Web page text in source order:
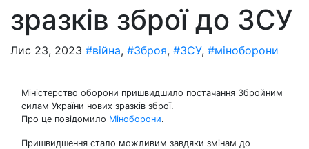
зразків зброї до ЗСУ
Лис 23, 2023 #війна, #Зброя, #ЗСУ, #міноборони
Міністерство оборони пришвидшило постачання Збройним
силам України нових зразків зброї.
Про це повідомило Міноборони.
Пришвидшення стало можливим завдяки змінам до